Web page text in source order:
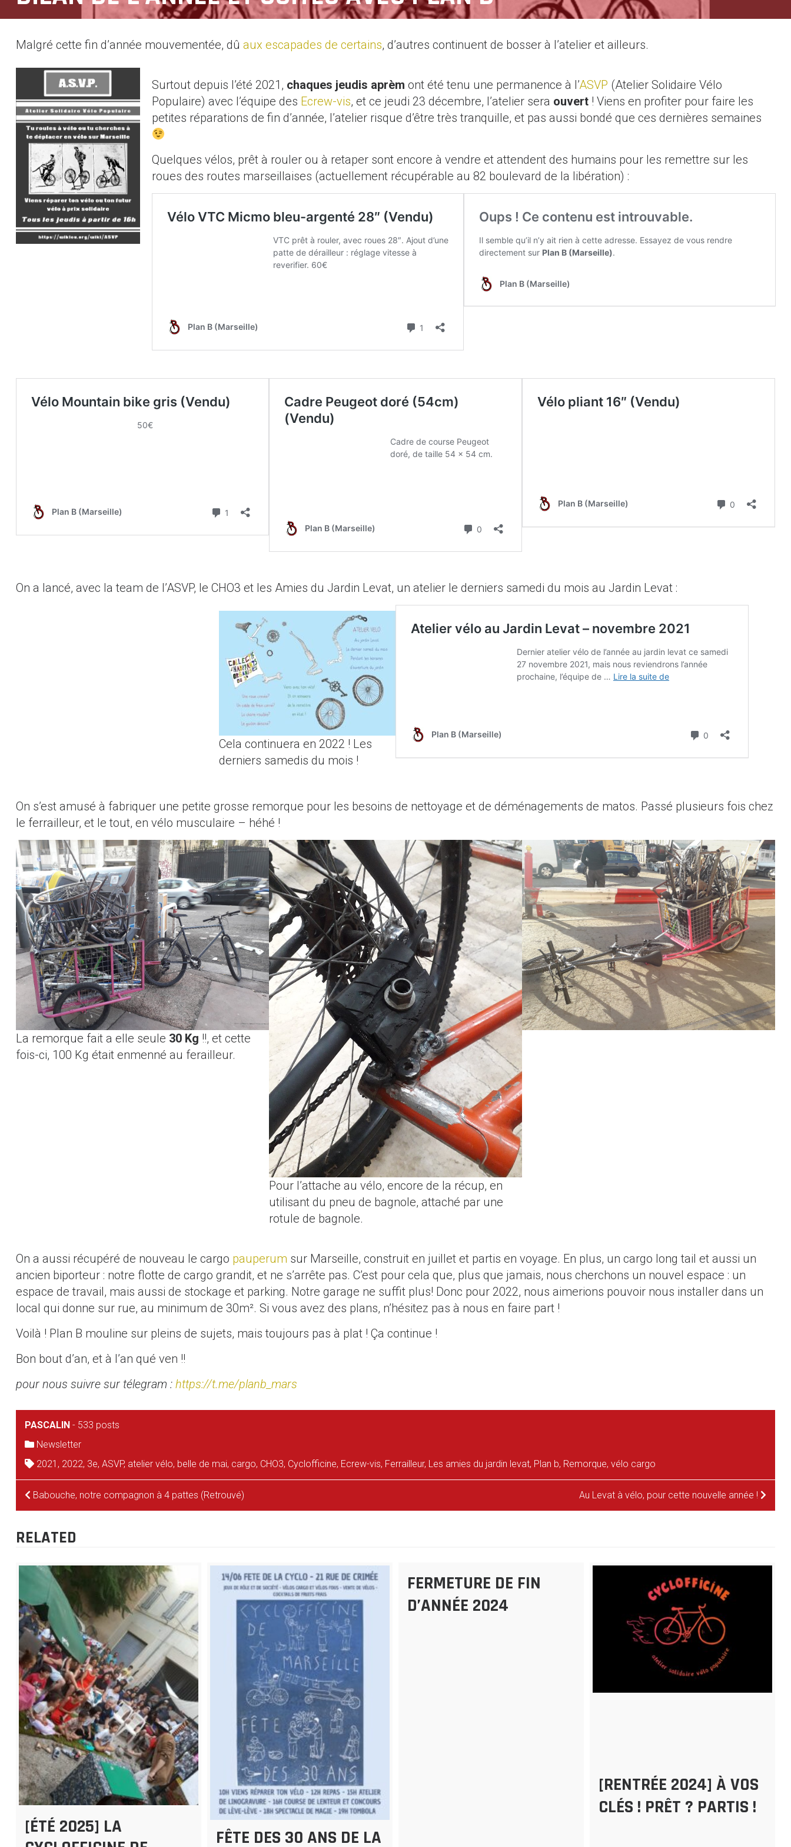
Malgré cette fin d’année mouvementée, dû aux escapades de certains, d’autres continuent de bosser à l’atelier et ailleurs.
Surtout depuis l’été 2021, chaques jeudis aprèm ont été tenu une permanence à l’ASVP (Atelier Solidaire Vélo
Populaire) avec l’équipe des Ecrew-vis, et ce jeudi 23 décembre, l’atelier sera ouvert! Viens en profiter pour faire les
petites réparations de fin d’année, l’atelier risque d’être très tranquille, et pas aussi bondé que ces dernières semaines
Quelques vélos, prêt à rouler ou à retaper sont encore à vendre et attendent des humains pour les remettre sur les
roues des routes marseillaises (actuellement récupérable au 82 boulevard de la libération) :
On a lancé, avec la team de l’ASVP, le CHO3 et les Amies du Jardin Levat, un atelier le derniers samedi du mois au Jardin Levat :
Cela continuera en 2022 ! Les
derniers samedis du mois !
On s’est amusé à fabriquer une petite grosse remorque pour les besoins de nettoyage et de déménagements de matos. Passé plusieurs fois chez
le ferrailleur, et le tout, en vélo musculaire – héhé !
La remorque fait a elle seule 30 Kg !!, et cette
fois-ci, 100 Kg était enmenné au ferailleur.
Pour l’attache au vélo, encore de la récup, en
utilisant du pneu de bagnole, attaché par une
rotule de bagnole.
On a aussi récupéré de nouveau le cargo pauperum sur Marseille, construit en juillet et partis en voyage. En plus, un cargo long tail et aussi un
ancien biporteur : notre flotte de cargo grandit, et ne s’arrête pas. C’est pour cela que, plus que jamais, nous cherchons un nouvel espace : un
espace de travail, mais aussi de stockage et parking. Notre garage ne suffit plus! Donc pour 2022, nous aimerions pouvoir nous installer dans un
local qui donne sur rue, au minimum de 30m². Si vous avez des plans, n’hésitez pas à nous en faire part !
Voilà ! Plan B mouline sur pleins de sujets, mais toujours pas à plat ! Ça continue !
Bon bout d’an, et à l’an qué ven !!
pour nous suivre sur télegram : https://t.me/planb_mars
PASCALIN - 533 posts
Newsletter
2021 , 2022, 3e, ASVP, atelier vélo, belle de mai, cargo, CHO3, Cyclofficine, Ecrew-vis, Ferrailleur, Les amies du jardin levat, Plan b, Remorque, vélo cargo
NAVIGATION
L’ARTICLE
Babouche, notre compagnon à 4 pattes (Retrouvé) Au Levat à vélo, pour cette nouvelle année !
RELATED
[ÉTÉ 2025] LA
FÊTE DES 30 ANS DE LA
FERMETURE DE FIN
D’ANNÉE 2024
[RENTRÉE 2024] À VOS
CLÉS ! PRÊT ? PARTIS !